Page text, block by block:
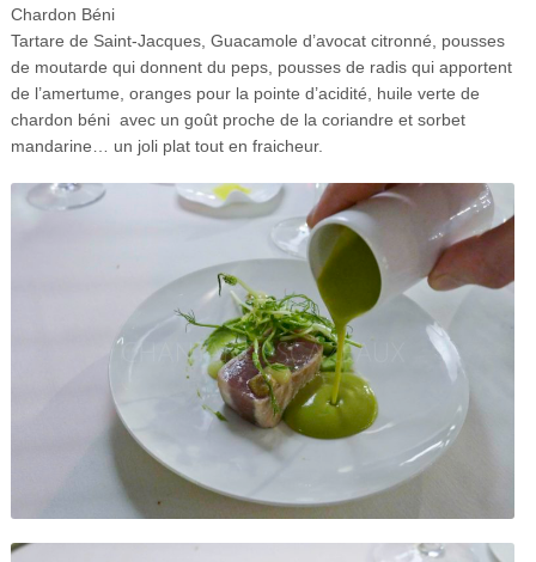
Chardon Béni
Tartare de Saint-Jacques, Guacamole d’avocat citronné, pousses
de moutarde qui donnent du peps, pousses de radis qui apportent
de l’amertume, oranges pour la pointe d’acidité, huile verte de
chardon béni avec un goût proche de la coriandre et sorbet
mandarine… un joli plat tout en fraicheur.